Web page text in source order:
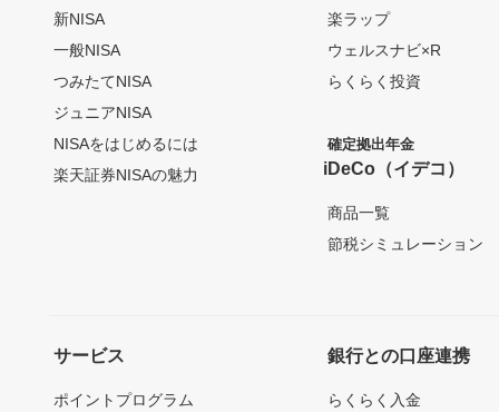
新NISA
一般NISA
つみたてNISA
ジュニアNISA
NISAをはじめるには
楽天証券NISAの魅力
楽ラップ
ウェルスナビ×R
らくらく投資
確定拠出年金
iDeCo（イデコ）
商品一覧
節税シミュレーション
サービス
ポイントプログラム
銀行との口座連携
らくらく入金